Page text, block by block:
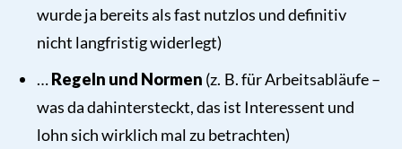
wurde ja bereits als fast nutzlos und definitiv
nicht langfristig widerlegt)
…Regeln und Normen (z. B. für Arbeitsabläufe –
was da dahintersteckt, das ist Interessent und
lohn sich wirklich mal zu betrachten)